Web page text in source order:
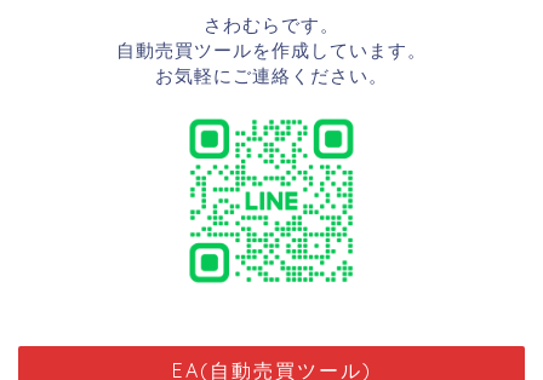
さわむらです。
自動売買ツールを作成しています。
お気軽にご連絡ください。
EA(自動売買ツール)